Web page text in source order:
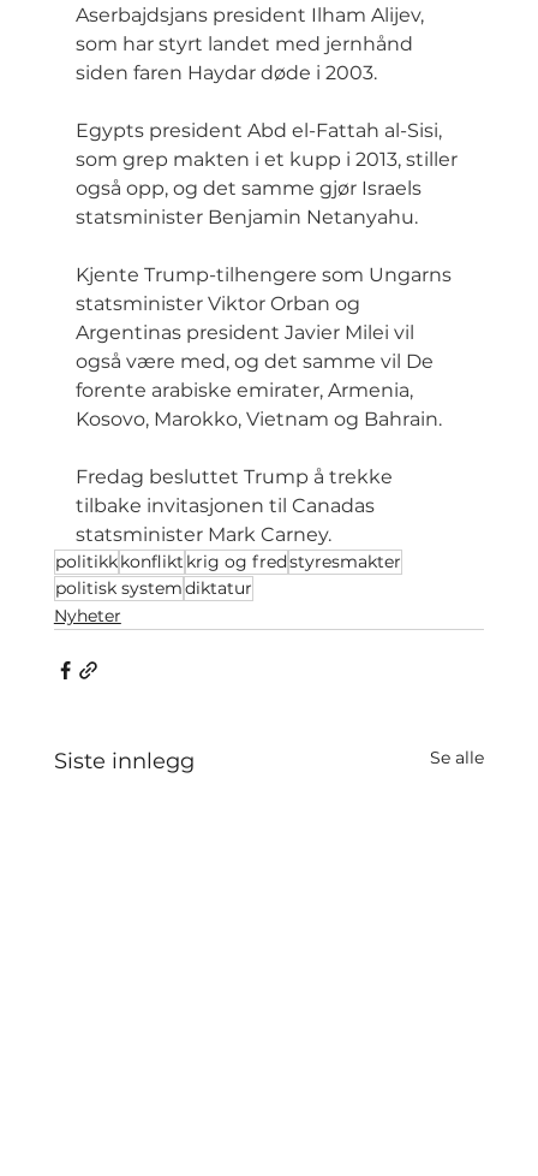
Aserbajdsjans president Ilham Alijev,
som har styrt landet med jernhånd
siden faren Haydar døde i 2003.
Egypts president Abd el-Fattah al-Sisi,
som grep makten i et kupp i 2013, stiller
også opp, og det samme gjør Israels
statsminister Benjamin Netanyahu.
Kjente Trump-tilhengere som Ungarns
statsminister Viktor Orban og
Argentinas president Javier Milei vil
også være med, og det samme vil De
forente arabiske emirater, Armenia,
Kosovo, Marokko, Vietnam og Bahrain.
Fredag besluttet Trump å trekke
tilbake invitasjonen til Canadas
statsminister Mark Carney.
politikkkonflikt krig og fredstyresmakter
politisk systemdiktatur
Nyheter
Siste innlegg Se alle